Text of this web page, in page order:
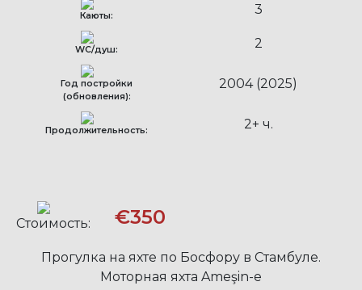
Каюты: 3
WC/душ: 2
Год постройки
(обновления):
2004 (2025)
Продолжительность: 2+ ч.
Стоимость: €350
Прогулка на яхте по Босфору в Стамбуле.
Моторная яхта Ameşin-e